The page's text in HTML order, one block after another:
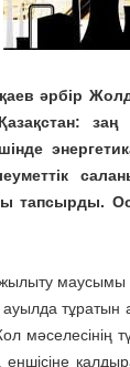
әрбір
тұратын